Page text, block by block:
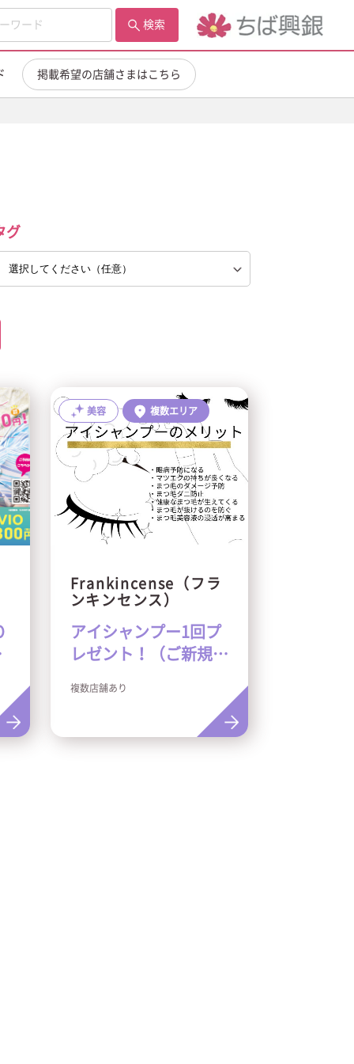
検索
掲載希望の店舗さまはこちら
グ
美容 複数エリア
Frankincense（フラ
ンキンセンス）
アイシャンプー1回プ
レゼント！（ご新規さ
複数店舗あり